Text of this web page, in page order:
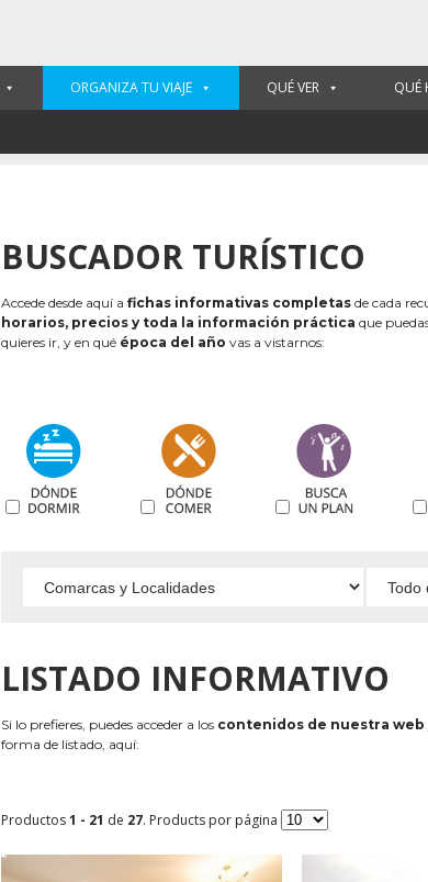
ORGANIZA TU VIAJE QUÉ VER QUÉ
BUSCADOR TURÍSTICO
Accede desde aquí a fichas informativas completas de cada
horarios, precios y toda la información práctica que
quieres ir, y en qué época del año vas a vistarnos:
LISTADO INFORMATIVO
Si lo prefieres, puedes acceder a los contenidos de nuestra web
forma de listado, aquí:
Productos1 - 21 de 27. Products por página